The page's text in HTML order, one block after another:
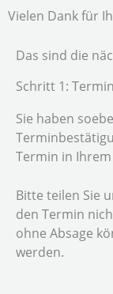
Zum
springen
Vielen Dank für
Das sind die
Schritt 1:
Sie haben
Termin in
Bitte teilen Sie
den Termin
ohne Absage
werden.